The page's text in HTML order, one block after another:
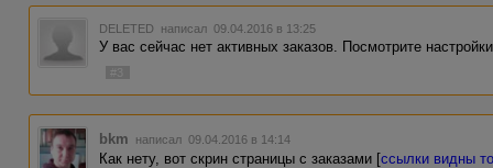
DELETED написал 09.04.2016 в 13:25
У вас сейчас нет активных заказов. Посмотрите
bkm написал 09.04.2016 в 14:14
Как нету, вот скрин страницы с заказами [ссылки видны